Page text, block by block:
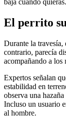
baja cuando quieras.
El perrito
Durante la travesía,
contrario, parecía
acompañando a los
Expertos señalan
estabilidad en
observa una
Incluso un usuario
al hombre.